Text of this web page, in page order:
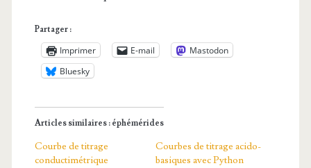
Partager :
Imprimer E-mail
Mastodon
Bluesky
Articles similaires : éphémérides
Courbe de titrage
conductimétrique
Courbes de titrage acido-
basiques avec Python